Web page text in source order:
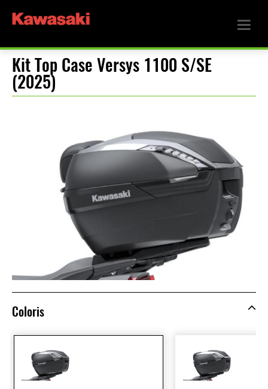
Kit Top Case Versys 1100 S/SE
(2025)
Coloris